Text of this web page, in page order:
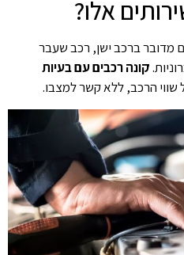
אלו?
מדובר ברכב ישן, רכב שעבר
קונה רכבים עם בעיות
הרכב, ללא קשר למצבו.